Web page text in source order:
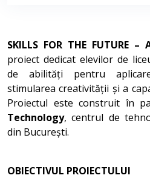
SKILLS FOR THE FUTURE –
proiect dedicat elevilor de
de abilități pentru
stimularea creativității și a
Proiectul este construit în
Technology, centrul de
din București.
OBIECTIVUL PROIECTULUI